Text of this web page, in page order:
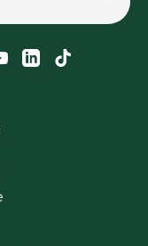
nous sur
nous sur
Suivez-nous
Suivez-Suivez-